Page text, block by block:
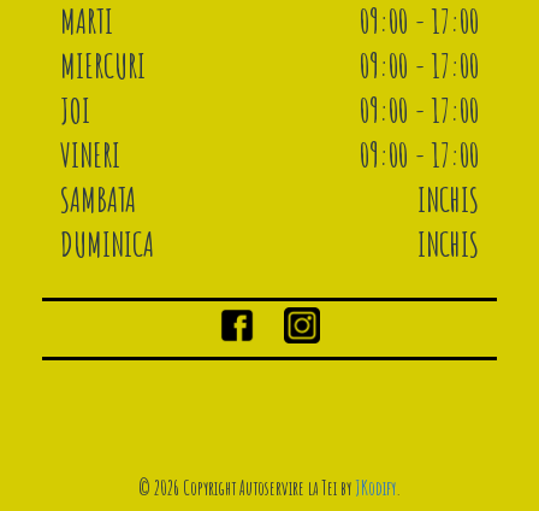
MARTI
09:00 - 17:00
MIERCURI
09:00 - 17:00
JOI
09:00 - 17:00
VINERI
09:00 - 17:00
SAMBATA
INCHIS
DUMINICA
INCHIS
© 2026 Copyright Autoservire la Tei byJKodify.